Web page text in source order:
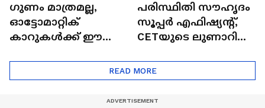
ഗുണം മാത്രമല്ല,
ഓട്ടോമാറ്റിക്
കാറുകൾക്ക് ഈ
പരിസ്ഥിതി സൗഹൃദം
സൂപ്പർ എഫിഷ്യന്റ്,
CETയുടെ ലുണാറിസ്
Eco Marathon 2025
READ MORE